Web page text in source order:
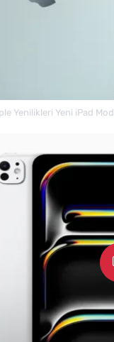
Yenilikleri Yeni iPad